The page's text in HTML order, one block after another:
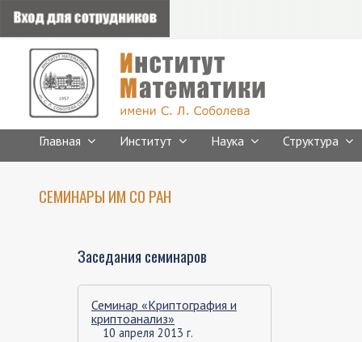
Главная Институт Наука Структура
СЕМИНАРЫ ИМ СО РАН
Заседания семинаров
Семинар «Криптография и
криптоанализ»
10 апреля 2013 г.